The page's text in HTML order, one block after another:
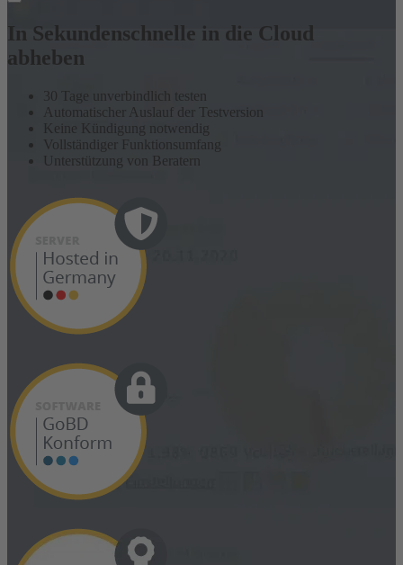
notwendig,
aber
In Sekundenschnelle in die Cloud
abheben
30 Tage unverbindlich testen
Automatischer Auslauf der Testversion
Keine Kündigung notwendig
Vollständiger Funktionsumfang
Unterstützung von Beratern